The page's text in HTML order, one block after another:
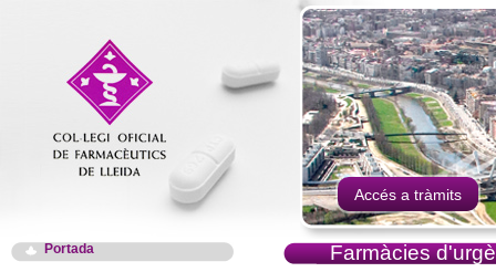
Accés a tràmits
Portada
Farmàcies